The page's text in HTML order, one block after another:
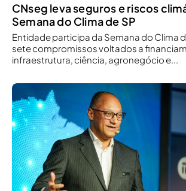
CNseg leva seguros e riscos
Semana do Clima de SP
Entidade participa da Semana do Clima
sete compromissos voltados a
infraestrutura, ciência, agronegócio e...